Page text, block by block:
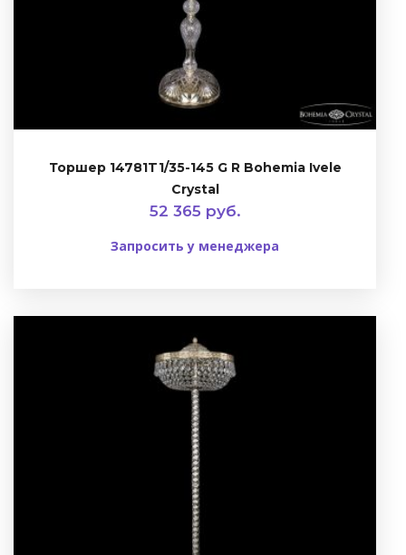
Торшер 14781T1/35-145 G R Bohemia Ivele
Crystal
52 365 руб.
Запросить у менеджера